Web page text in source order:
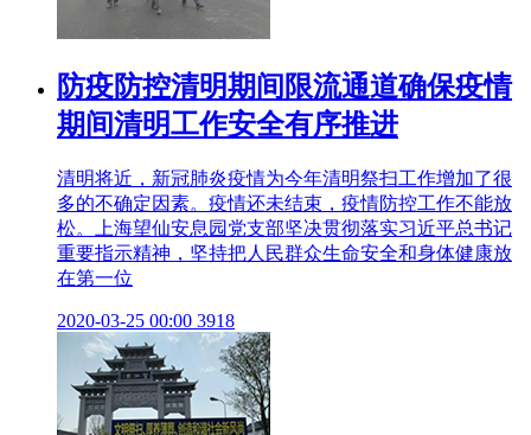
防疫防控清明期间限流通道确保疫情
期间清明工作安全有序推进
清明将近，新冠肺炎疫情为今年清明祭扫工作增加了很
多的不确定因素。疫情还未结束，疫情防控工作不能放
松。上海望仙安息园党支部坚决贯彻落实习近平总书记
重要指示精神，坚持把人民群众生命安全和身体健康放
在第一位
2020-03-25 00:00 3918